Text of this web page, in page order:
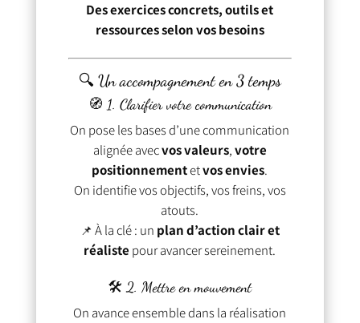
Des exercices concrets, outils et
ressources selon vos besoins
🔍 Un accompagnement en 3 temps
🧭 1. Clarifier votre communication
On pose les bases d’une communication
alignée avecvos valeurs,votre
positionnementetvos envies.
On identifie vos objectifs, vos freins, vos
atouts.
📌 À la clé : un plan d’action clair et
réaliste pour avancer sereinement.
🛠 2. Mettre en mouvement
On avance ensemble dans la réalisation